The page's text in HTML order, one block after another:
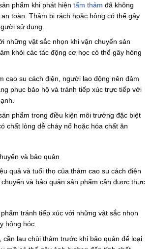
phẩm khi phát hiệntấm thảm đã không
toàn. Thảm bị rách hoặc hỏng có thể gây
sử dụng.
những vật sắc nhọn khi vận chuyển sản
khỏi các tác động cơ học có thể gây hỏng
cao su cách điện, người lao động nên đảm
phục bảo hộ và tránh tiếp xúc trực tiếp với
phẩm trong điều kiện môi trường đặc biệt
chất lỏng dễ cháy nổ hoặc hóa chất ăn
và bảo quản
quả và tuổi thọ của thảm cao su cách điện
và bảo quản sản phẩm cần được thực
tránh tiếp xúc với những vật sắc nhọn
hỏng hóc.
cần lau chùi thảm trước khi bảo quản để loại